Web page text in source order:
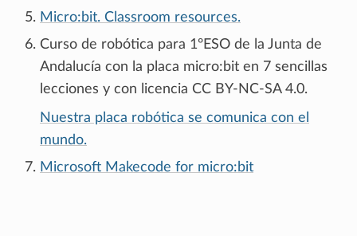
Micro:bit. Classroom resources.
Curso de robótica para 1ºESO de la Junta de
Andalucía con la placa micro:bit en 7 sencillas
lecciones y con licencia CC BY-NC-SA 4.0.
Nuestra placa robótica se comunica con el
mundo.
Microsoft Makecode for micro:bit